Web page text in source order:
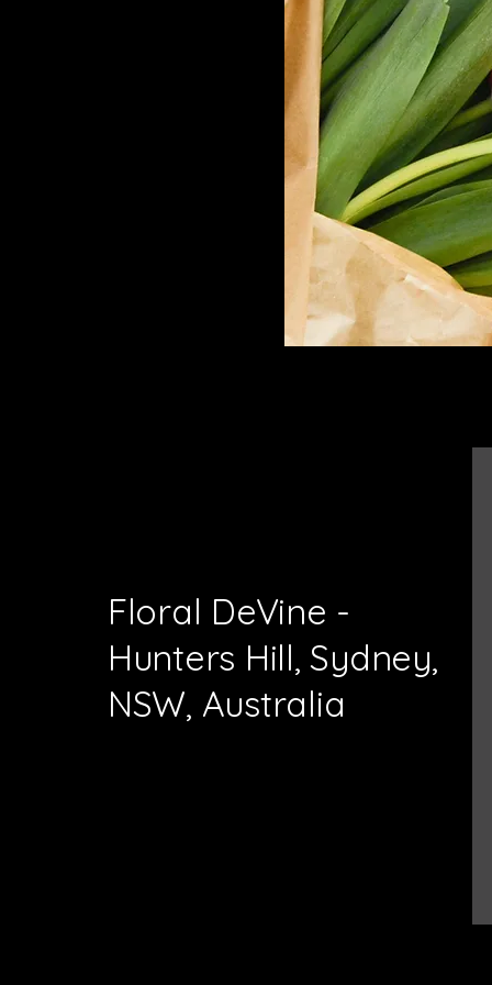
Floral DeVine -
Hunters Hill, Sydney,
NSW, Australia